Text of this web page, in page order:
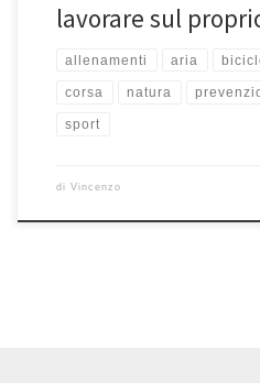
lavorare sul
allenamenti aria
corsa natura
sport
di Vincenzo